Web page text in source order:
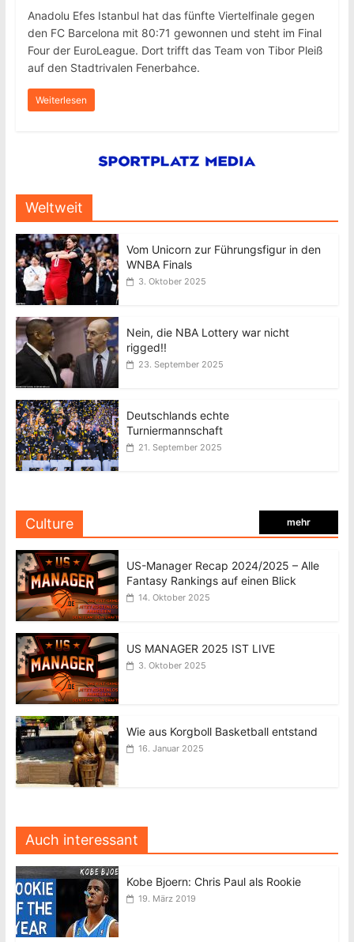
Anadolu Efes Istanbul hat das fünfte Viertelfinale gegen
den FC Barcelona mit 80:71 gewonnen und steht im Final
Four der EuroLeague. Dort trifft das Team von Tibor Pleiß
auf den Stadtrivalen Fenerbahce.
Weiterlesen
Weltweit
Vom Unicorn zur Führungsfigur in den
WNBA Finals
3. Oktober 2025
Nein, die NBA Lottery war nicht
rigged!!
23. September 2025
Deutschlands echte
Turniermannschaft
21. September 2025
Culture mehr
US-Manager Recap 2024/2025 – Alle
Fantasy Rankings auf einen Blick
14. Oktober 2025
US MANAGER 2025 IST LIVE
3. Oktober 2025
Wie aus Korgboll Basketball entstand
16. Januar 2025
Auch interessant
Kobe Bjoern: Chris Paul als Rookie
19. März 2019